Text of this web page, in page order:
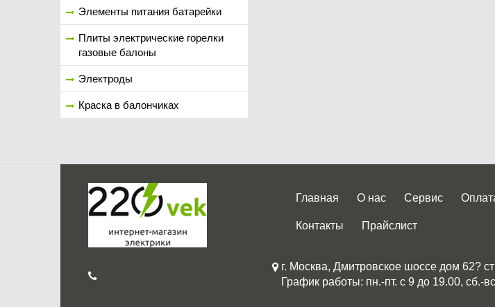
Элементы питания батарейки
Плиты электрические горелки
газовые балоны
Электроды
Краска в балончиках
Главная О нас Сервис
Контакты Прайслист
г. Москва, Дмитровское шоссе дом 62?
График работы: пн.-пт. с 9 до 19.00, сб.-